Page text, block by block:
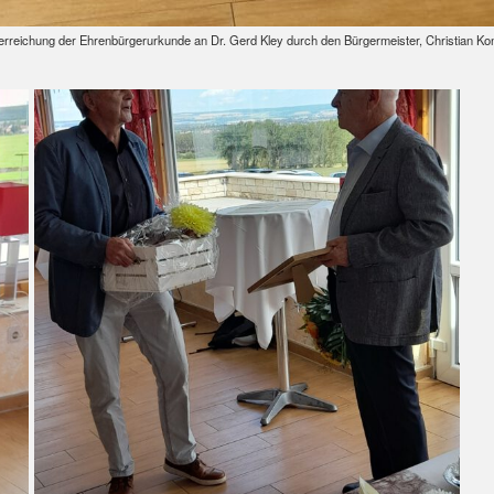
der Ehrenbürgerurkunde an Dr. Gerd Kley durch den Bürgermeister, Christian